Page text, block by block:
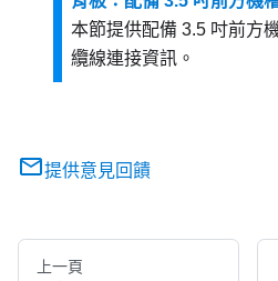
本節提供配備 3.5 吋前方
纜線連接資訊。
提供意見回饋
上一頁